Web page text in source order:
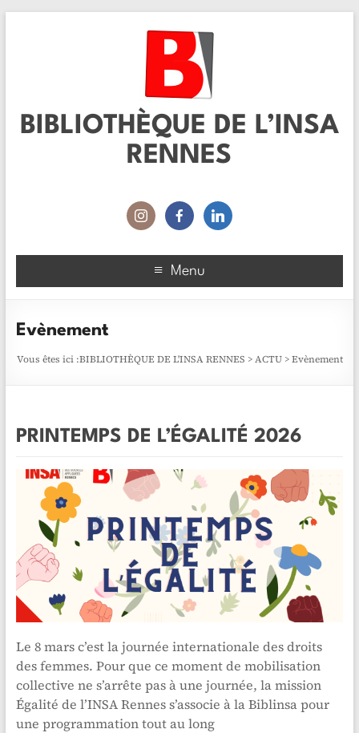
BIBLIOTHÈQUE DE L’INSA
RENNES
Menu
Evènement
Vous êtes ici :BIBLIOTHÈQUE DE L'INSA RENNES >ACTU >Evènement
PRINTEMPS DE L’ÉGALITÉ 2026
Le 8 mars c’est la journée internationale des droits
des femmes. Pour que ce moment de mobilisation
collective ne s’arrête pas à une journée, la mission
Égalité de l’INSA Rennes s’associe à la Biblinsa pour
une programmation tout au long